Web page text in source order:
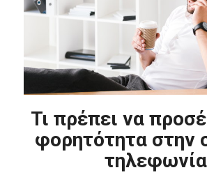
Τι πρέπει να
φορητότητα στην
τηλεφωνία